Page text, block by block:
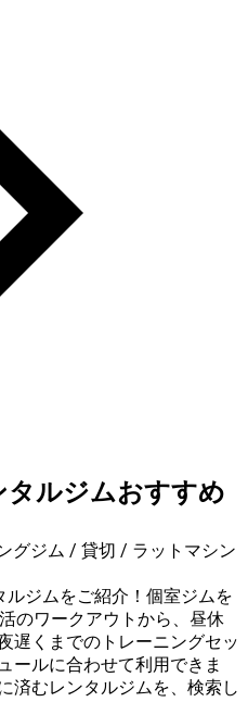
タルジムおすすめ
グジム / 貸切 / ラットマシン
ジムをご紹介！個室ジムを
のワークアウトから、昼休
遅くまでのトレーニングセッ
ールに合わせて利用できま
済むレンタルジムを、検索し